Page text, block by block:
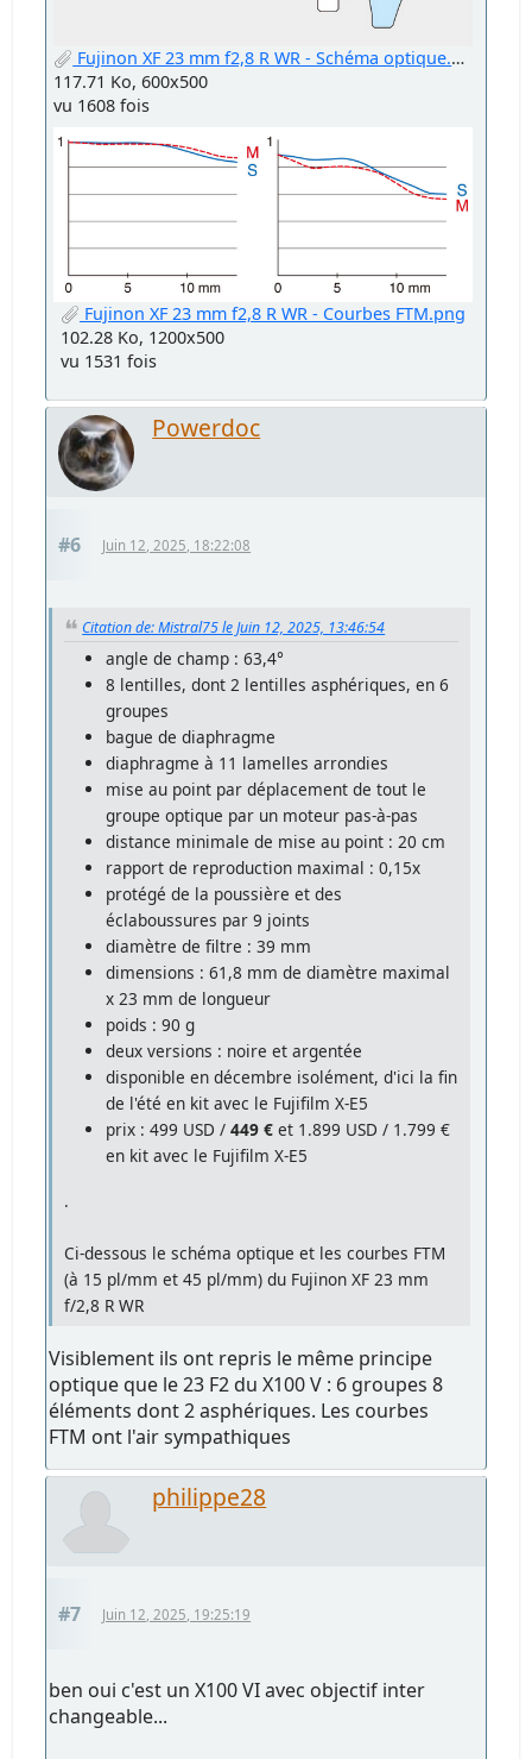
Fujinon XF 23 mm f2,8 R WR - Schéma optique.png
117.71 Ko, 600x500
vu 1608 fois
Fujinon XF 23 mm f2,8 R WR - Courbes FTM.png
102.28 Ko, 1200x500
vu 1531 fois
Powerdoc
#6 Juin 12, 2025, 18:22:08
Citation de: Mistral75 le Juin 12, 2025, 13:46:54
angle de champ : 63,4°
8 lentilles, dont 2 lentilles asphériques, en 6
groupes
bague de diaphragme
diaphragme à 11 lamelles arrondies
mise au point par déplacement de tout le
groupe optique par un moteur pas-à-pas
distance minimale de mise au point : 20 cm
rapport de reproduction maximal : 0,15x
protégé de la poussière et des
éclaboussures par 9 joints
diamètre de filtre : 39 mm
dimensions : 61,8 mm de diamètre maximal
x 23 mm de longueur
poids : 90 g
deux versions : noire et argentée
disponible en décembre isolément, d'ici la fin
de l'été en kit avec le Fujifilm X-E5
prix : 499 USD /449 € et 1.899 USD / 1.799 €
en kit avec le Fujifilm X-E5
.
Ci-dessous le schéma optique et les courbes FTM
(à 15 pl/mm et 45 pl/mm) du Fujinon XF 23 mm
f/2,8 R WR
Visiblement ils ont repris le même principe
optique que le 23 F2 du X100 V : 6 groupes 8
éléments dont 2 asphériques. Les courbes
FTM ont l'air sympathiques
philippe28
#7 Juin 12, 2025, 19:25:19
ben oui c'est un X100 VI avec objectif inter
changeable...